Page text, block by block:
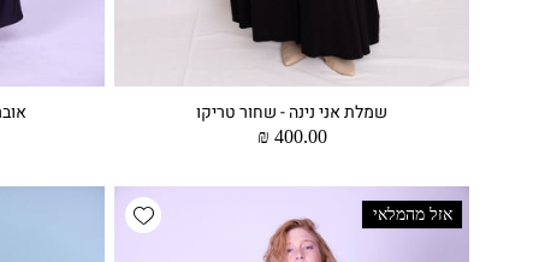
שמלת אני נינה - שחור טריקו
מחיר
400.00 ₪
Add wishlist אזל מהמלאי